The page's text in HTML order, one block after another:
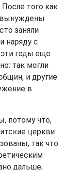
После того как
вынуждены
заняли
наряду с
годы еще
так могли
и другие
в
потому что,
церкви
так что
дальше,